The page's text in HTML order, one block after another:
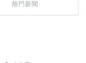
熱門新聞